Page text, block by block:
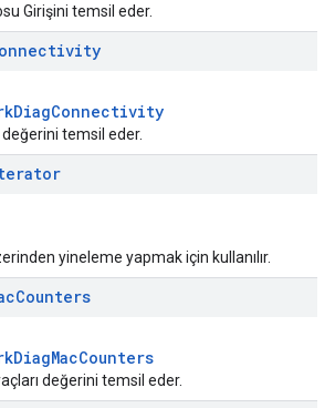
Girişini temsil eder.
temsil eder.
yineleme yapmak için kullanılır.
Counters
değerini temsil eder.